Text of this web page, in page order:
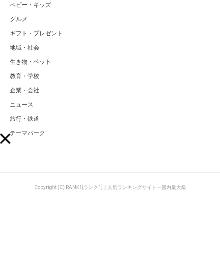
ベビー・キッズ
グルメ
ギフト・プレゼント
地域・社会
生き物・ペット
教育・学校
企業・会社
ニュース
旅行・鉄道
テーマパーク
Copyright (C) RANK1[ランク1]｜人気ランキングサイト～国内最大級